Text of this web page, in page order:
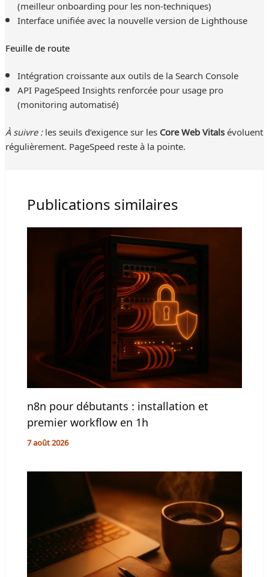
(meilleur onboarding pour les non-techniques)
Interface unifiée avec la nouvelle version de Lighthouse
Feuille de route
Intégration croissante aux outils de la Search Console
API PageSpeed Insights renforcée pour usage pro
(monitoring automatisé)
À suivre :les seuils d’exigence sur lesCore Web Vitalsévoluent
régulièrement. PageSpeed reste à la pointe.
Publications similaires
n8n pour débutants : installation et
premier workflow en 1h
7 août 2026